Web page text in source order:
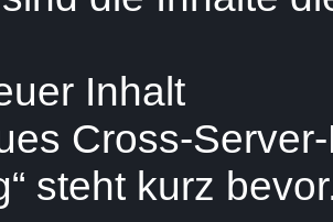
Inhalt
Cross-
steht kurz